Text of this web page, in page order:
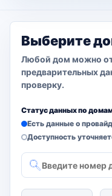
Выберите
Любой дом можно
предварительных
проверку.
Статус данных по
Есть данные о
Доступность